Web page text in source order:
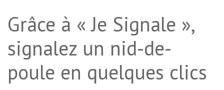
Grâce à « Je Signale »,
signalez un nid-de-
poule en quelques clics